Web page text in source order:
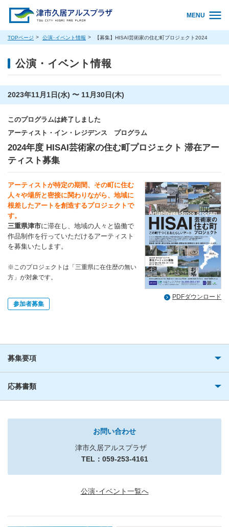
MENU
TOPページ 公演･イベント情報 【募集】HISAI芸術家の住む町プロジェクト2024
公演・イベント情報
2023年11月1日(水) 〜 11月30日(木)
このプログラムは終了しました
アーティスト・イン・レジデンス プログラム
2024年度 HISAI芸術家の住む町プロジェクト 滞在アー
ティスト募集
アーティストが特定の期間、その町に住む
人々や場所と密接に関わりながら、地域に
根差したアートを創造するプロジェクトで
す。
三重県津市に滞在し、地域の人々と協働で
作品制作を行っていただけるアーティスト
を募集いたします。
※このプロジェクトは「三重県に在住歴の無い
方」が対象です。
参加者募集
PDFダウンロード
募集要項
応募書類
お問い合わせ
津市久居アルスプラザ
TEL：059-253-4161
公演･イベント一覧へ